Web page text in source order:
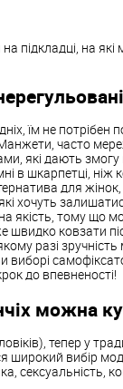
підкладці, на
їм не потрібен
часто
які дають
в шкарпетці, ніж
для
хочуть
якість, тому що
швидко ковзати
разі
виборі
до впевненості!
можна
тепер у
широкий вибір
сексуальність,